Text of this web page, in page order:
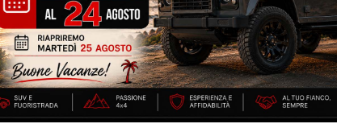
CV – digital cockpit – quadro digitale – cambio automatico
in pelle totale – euro 6D Temp – 109.409 km certificati,
in lega da 21” – volante multi-funzione – specchietti
TRATTAMENTI DI VAPORE, OZONO E